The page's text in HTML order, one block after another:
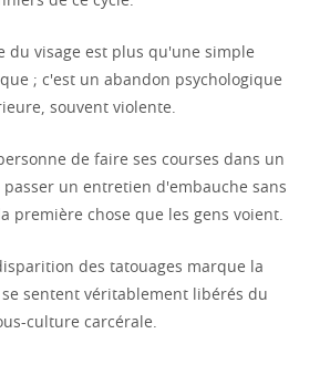
du visage est plus qu'une simple
; c'est un abandon psychologique
souvent violente.
de faire ses courses dans un
un entretien d'embauche sans
première chose que les gens voient.
des tatouages marque la
sentent véritablement libérés du
culture carcérale.